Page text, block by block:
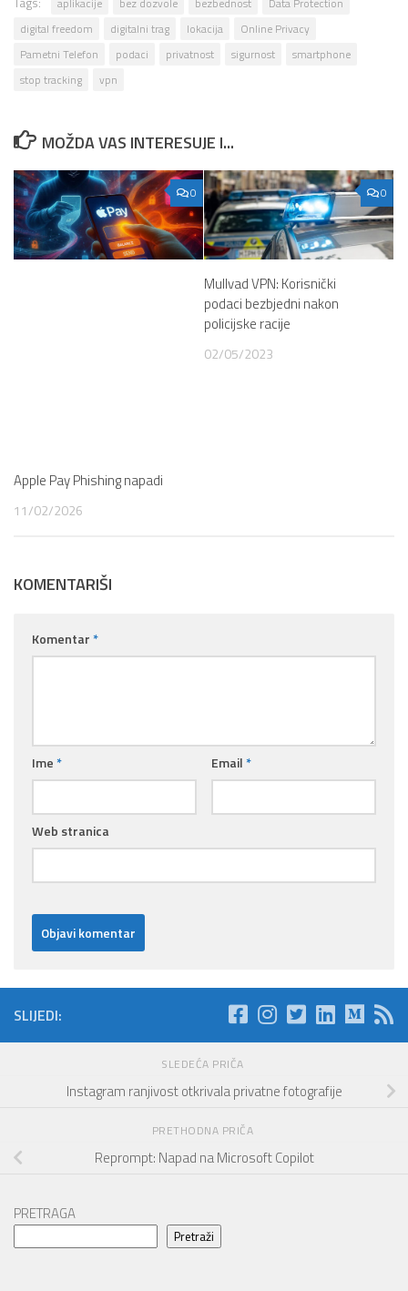
aplikacije bez dozvole bezbednost
Data Protection
digital freedom
digitalni trag lokacija
Online Privacy
Pametni Telefon
podaci privatnost sigurnost
smartphone
stop tracking
vpn
MOŽDA VAS INTERESUJE I...
0
Apple Pay Phishing napadi
11/02/2026
0
Mullvad VPN: Korisnički
podaci bezbjedni nakon
policijske racije
02/05/2023
KOMENTARIŠI
Komentar *
Ime * Email *
Web stranica
SLIJEDI:
SLEDEĆA PRIČA
Instagram ranjivost otkrivala privatne fotografije
PRETHODNA PRIČA
Reprompt: Napad na Microsoft Copilot
PRETRAGA
Pretraži